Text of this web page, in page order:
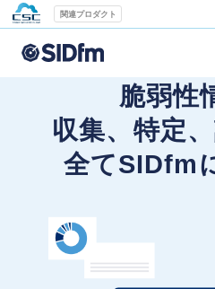
関連プロダクト
脆弱性
収集、特定
全てSIDfm